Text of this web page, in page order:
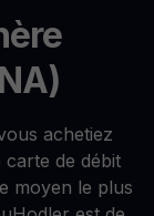
achetiez
de débit
moyen le plus